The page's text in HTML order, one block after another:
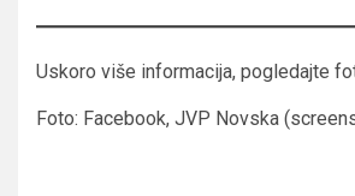
Uskoro više informacija, pogledajte
Foto: Facebook, JVP Novska